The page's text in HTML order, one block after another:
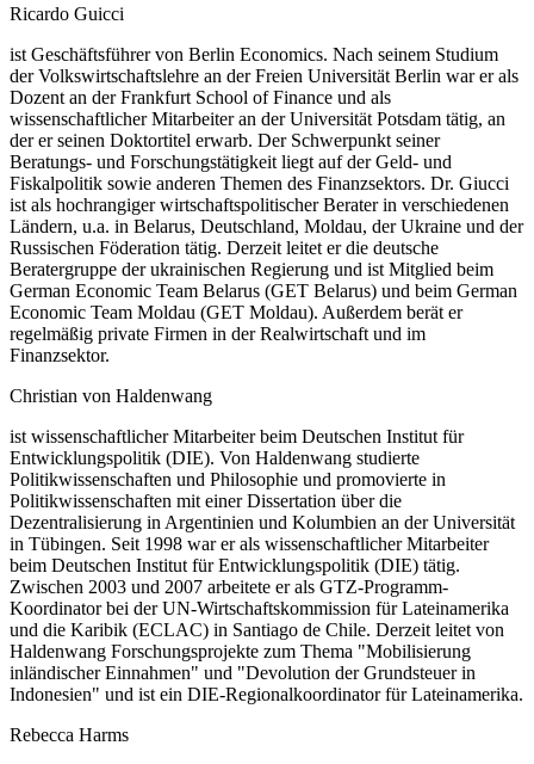
Ricardo Guicci
ist Geschäftsführer von Berlin Economics. Nach seinem Studium
der Volkswirtschaftslehre an der Freien Universität Berlin war er als
Dozent an der Frankfurt School of Finance und als
wissenschaftlicher Mitarbeiter an der Universität Potsdam tätig, an
der er seinen Doktortitel erwarb. Der Schwerpunkt seiner
Beratungs- und Forschungstätigkeit liegt auf der Geld- und
Fiskalpolitik sowie anderen Themen des Finanzsektors. Dr. Giucci
ist als hochrangiger wirtschaftspolitischer Berater in verschiedenen
Ländern, u.a. in Belarus, Deutschland, Moldau, der Ukraine und der
Russischen Föderation tätig. Derzeit leitet er die deutsche
Beratergruppe der ukrainischen Regierung und ist Mitglied beim
German Economic Team Belarus (GET Belarus) und beim German
Economic Team Moldau (GET Moldau). Außerdem berät er
regelmäßig private Firmen in der Realwirtschaft und im
Finanzsektor.
Christian von Haldenwang
ist wissenschaftlicher Mitarbeiter beim Deutschen Institut für
Entwicklungspolitik (DIE). Von Haldenwang studierte
Politikwissenschaften und Philosophie und promovierte in
Politikwissenschaften mit einer Dissertation über die
Dezentralisierung in Argentinien und Kolumbien an der Universität
in Tübingen. Seit 1998 war er als wissenschaftlicher Mitarbeiter
beim Deutschen Institut für Entwicklungspolitik (DIE) tätig.
Zwischen 2003 und 2007 arbeitete er als GTZ-Programm-
Koordinator bei der UN-Wirtschaftskommission für Lateinamerika
und die Karibik (ECLAC) in Santiago de Chile. Derzeit leitet von
Haldenwang Forschungsprojekte zum Thema "Mobilisierung
inländischer Einnahmen" und "Devolution der Grundsteuer in
Indonesien" und ist ein DIE-Regionalkoordinator für Lateinamerika.
Rebecca Harms